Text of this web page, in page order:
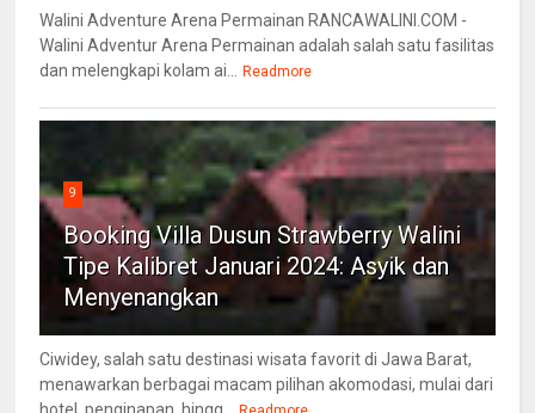
Walini Adventure Arena Permainan RANCAWALINI.COM -
Walini Adventur Arena Permainan adalah salah satu fasilitas
dan melengkapi kolam ai...
Readmore
9
Booking Villa Dusun Strawberry Walini
Tipe Kalibret Januari 2024: Asyik dan
Menyenangkan
Ciwidey, salah satu destinasi wisata favorit di Jawa Barat,
menawarkan berbagai macam pilihan akomodasi, mulai dari
hotel, penginapan, hingg...